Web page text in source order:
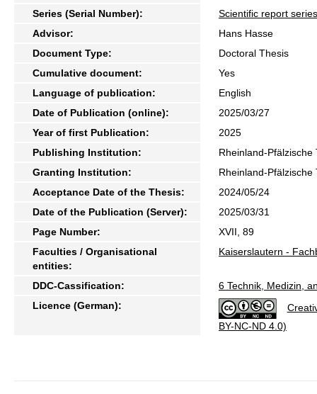
Series (Serial Number):
Scientific report
Advisor:
Hans Hasse
Document Type:
Doctoral Thesis
Cumulative document:
Yes
Language of publication:
English
Date of Publication (online):
2025/03/27
Year of first Publication:
2025
Publishing Institution:
Rheinland-
Granting Institution:
Rheinland-
Acceptance Date of the Thesis:
2024/05/24
Date of the Publication (Server):
2025/03/31
Page Number:
XVII, 89
Faculties / Organisational
entities:
Kaiserslautern -
DDC-Cassification:
6 Technik, Medizin,
Licence (German):
BY-NC-ND 4.0)